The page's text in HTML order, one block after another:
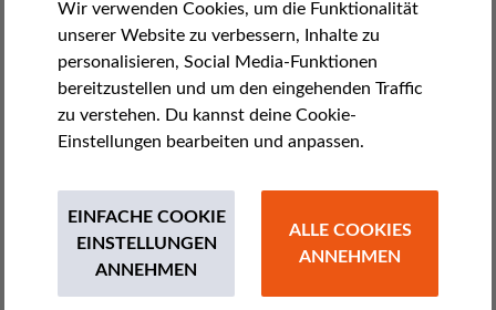
Darf es Privilegien für Geimpfte
geben?
In den Ländern Europas laufen die Impfkampagnen an. Jetzt
einkaufen zu gehen, oder Restaurants zu besuchen.
by LibertiesEU
Wir verwenden Cookies, um die Funktionalität
unserer Website zu verbessern, Inhalte zu
personalisieren, Social Media-Funktionen
bereitzustellen und um den eingehenden Traffic
zu verstehen. Du kannst deine Cookie-
Einstellungen bearbeiten und anpassen.
EINFACHE COOKIE
EINSTELLUNGEN
ANNEHMEN
ALLE COOKIES
ANNEHMEN